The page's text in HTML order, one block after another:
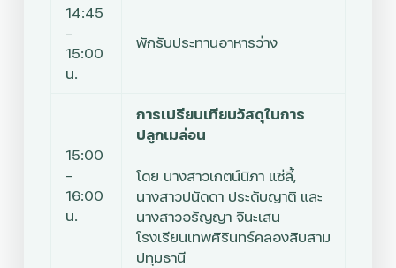
14:45
–
15:00
น.
พักรับประทานอาหารว่าง
15:00
–
16:00
น.
การเปรียบเทียบวัสดุในการ
ปลูกเมล่อน
โดย นางสาวเกตน์นิภา แซ่ลี้,
นางสาวปนัดดา ประดับญาติ และ
นางสาวอรัญญา จินะเสน
โรงเรียนเทพศิรินทร์คลองสิบสาม
ปทุมธานี